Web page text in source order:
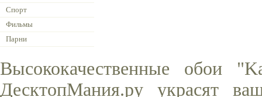
Спорт
Фильмы
Парни
Высококачественные обои
ДесктопМания.ру украсят